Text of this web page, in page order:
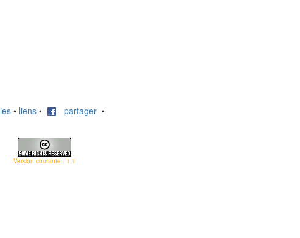
• liens • partager •
Version courante : 1.1